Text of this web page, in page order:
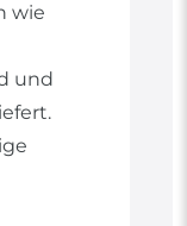
wie
und